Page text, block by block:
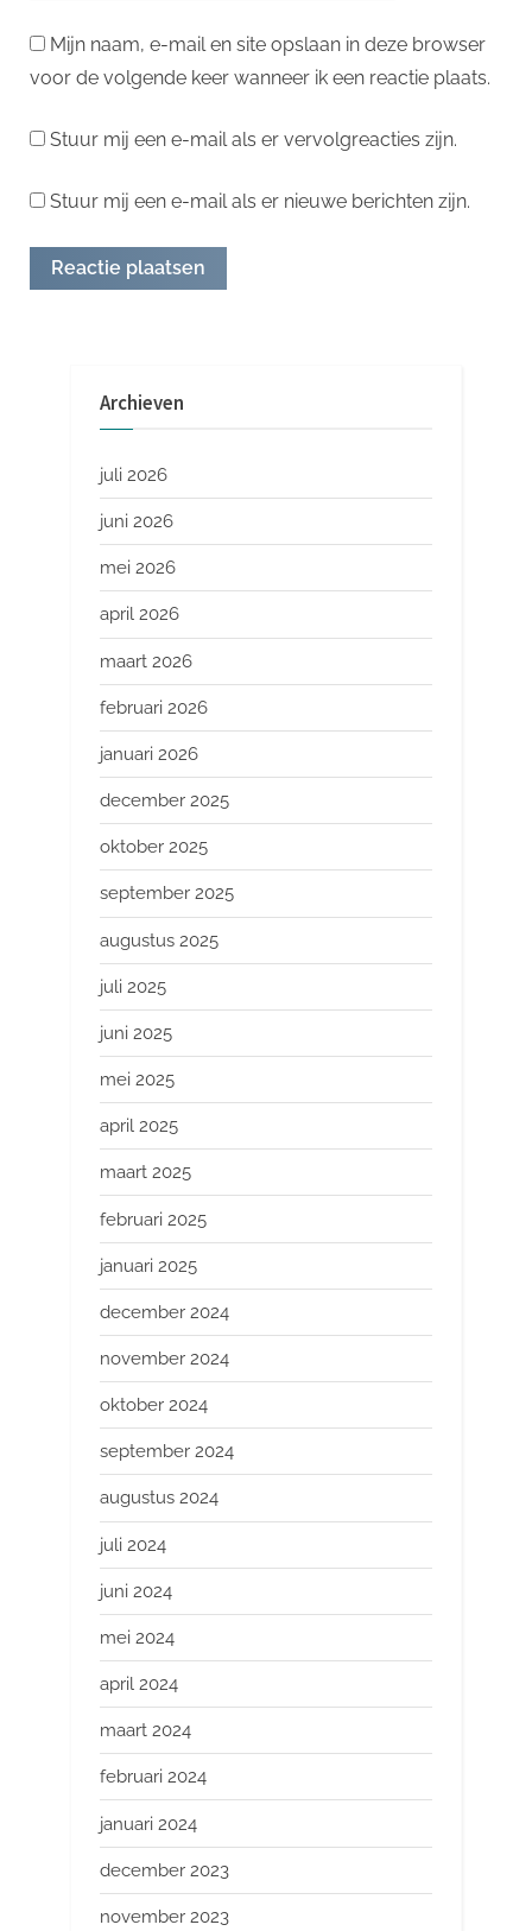
Mijn naam, e-mail en site opslaan in deze browser
voor de volgende keer wanneer ik een reactie plaats.
Stuur mij een e-mail als er vervolgreacties zijn.
Stuur mij een e-mail als er nieuwe berichten zijn.
Archieven
juli 2026
juni 2026
mei 2026
april 2026
maart 2026
februari 2026
januari 2026
december 2025
oktober 2025
september 2025
augustus 2025
juli 2025
juni 2025
mei 2025
april 2025
maart 2025
februari 2025
januari 2025
december 2024
november 2024
oktober 2024
september 2024
augustus 2024
juli 2024
juni 2024
mei 2024
april 2024
maart 2024
februari 2024
januari 2024
december 2023
november 2023